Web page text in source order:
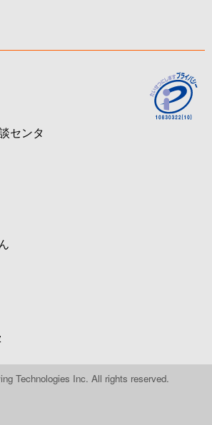
センタ
Technologies Inc. All rights reserved.